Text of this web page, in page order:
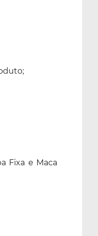
Fixa e Maca